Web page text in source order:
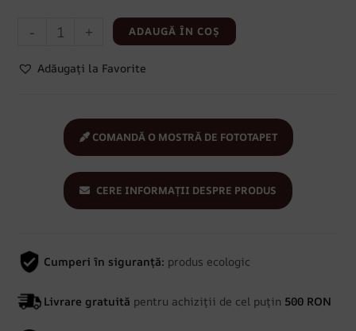
- + ADAUGĂ ÎN COȘ
Adăugați la Favorite
COMANDĂ O MOSTRĂ DE FOTOTAPET
CERE INFORMAȚII DESPRE PRODUS
Cumperi în siguranță: produs ecologic
Livrare gratuită pentru achiziții de cel puțin 500 RON